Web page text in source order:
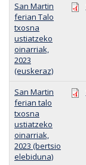
San Martin
ferian Talo
txosna
ustiatzeko
oinarriak,
2023
(euskeraz)
San Martin
ferian talo
txosna
ustiatzeko
oinarriak,
2023 (bertsio
elebiduna)